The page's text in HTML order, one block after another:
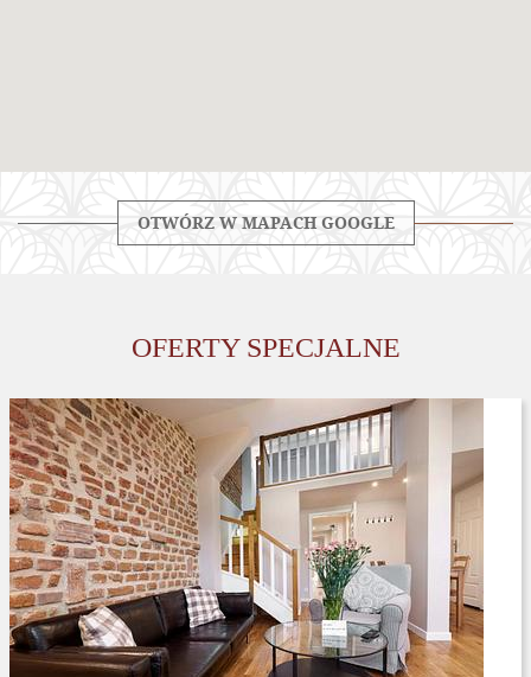
OTWÓRZ W MAPACH GOOGLE
OFERTY SPECJALNE